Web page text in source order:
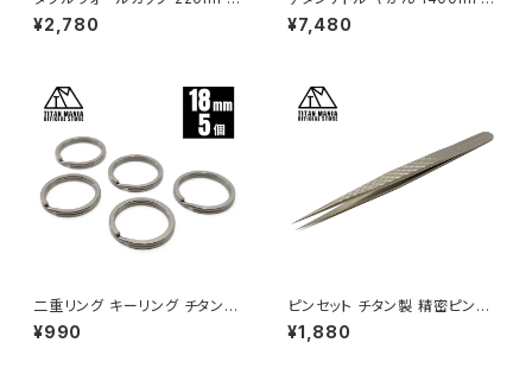
サイズ チタン製 二重構造 超軽
量 頑丈 スタッキングマグ カップ
用品 収納袋付き
¥2,780
トル ケットル キャンプ キャンプ
ケトル アウトドアケトル チタン
ャンプ用品 収納袋付き
¥7,480
二重リング キーリング チタン製
18mm×5個 超軽量 頑丈 サビ
に強い 二重丸カン スプリットリ
¥990
ピンセット チタン製 精密ピンセ
ット ストレート 超軽量 頑丈 工
具 DIY プラモデル シール ネイ
¥1,880